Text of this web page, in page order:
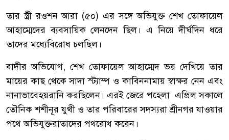
তার স্ত্রী রওশন আরা(৫০) এর সঙ্গে অভিযুক্ত শেখ তোফায়েল
আহাম্মেদের ব্যবসায়িক লেনদেন ছিল। এ নিয়ে দীর্ঘদিন ধরে
তাদের মধ্যেবিরোধ চলছিল।
বাদীর অভিযোগ, শেখ তোফায়েল আহাম্মেদ ভয় দেখিয়ে তার
মায়ের কাছ থেকে সাদা স্ট্যাম্প ও কাবিননামায় স্বাক্ষর নেন এবং
নানাভাবেহয়রানি করছিলেন। এরই জেরে পহেলা এপ্রিল সকালে
তৌনিক শশীনূর যুথী ও তার পরিবারের সদস্যরা শ্রীনগর যাওয়ার
পথে অভিযুক্তরাতাদের পথরোধ করেন।